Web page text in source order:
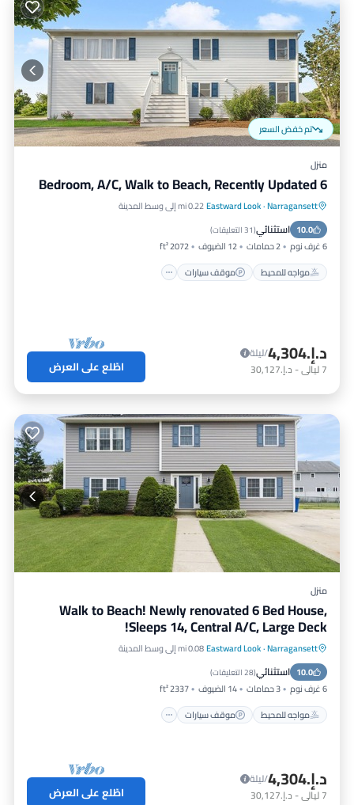
تم خفض السعر
منزل
6 Bedroom, A/C, Walk to Beach, Recently Updated
Narragansett
·
Eastward Look0.22 mi إلى وسط المدينة
10.0 استثنائي(31 التعليقات )
6 غرف نوم 2 حمامات 12 الضيوف
2072 ft²
مواجه للمحيط
موقف سيارات
مواجه للمحيط
موقف سيارات
إطلالة على المحيط
د.إ.‏4,304
/ليلة
7ليالي- د.إ.‏30,127 اطّلع على العرض
منزل
Walk to Beach! Newly renovated 6 Bed House,
Sleeps 14, Central A/C, Large Deck!
Narragansett
·
Eastward Look0.08 mi إلى وسط المدينة
10.0 استثنائي(28 التعليقات )
6 غرف نوم 3 حمامات 14 الضيوف
2337 ft²
مواجه للمحيط
موقف سيارات
مواجه للمحيط
موقف سيارات
إطلالة على المحيط
د.إ.‏4,304
/ليلة
7ليالي- د.إ.‏30,127 اطّلع على العرض